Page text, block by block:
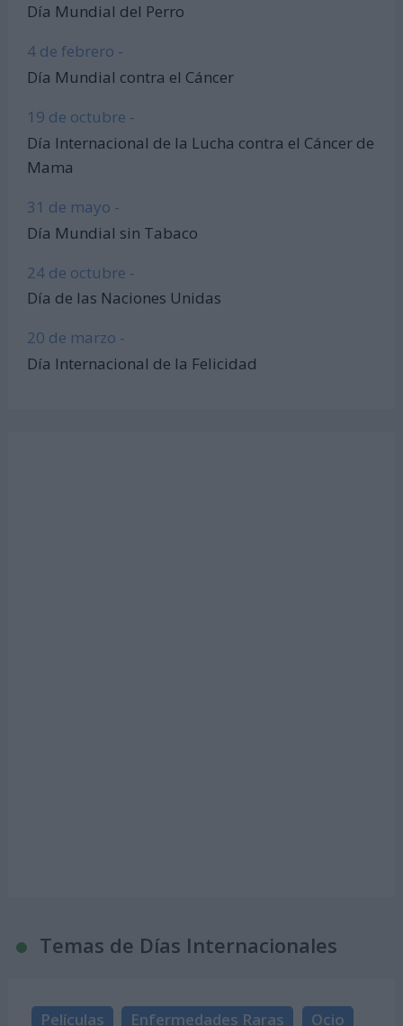
Día Mundial del Perro
4 de febrero -
Día Mundial contra el Cáncer
19 de octubre -
Día Internacional de la Lucha contra el Cáncer de
Mama
31 de mayo -
Día Mundial sin Tabaco
24 de octubre -
Día de las Naciones Unidas
20 de marzo -
Día Internacional de la Felicidad
Temas de Días Internacionales
Películas Enfermedades Raras Ocio